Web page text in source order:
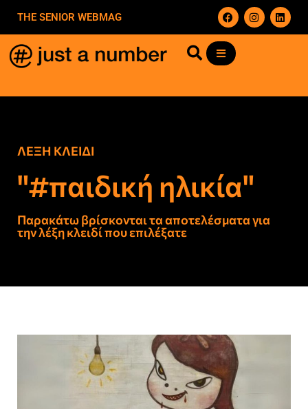
THE SENIOR WEBMAG
ΛΕΞΗ ΚΛΕΙΔΙ
"#παιδική ηλικία"
Παρακάτω βρίσκονται τα αποτελέσματα για
την λέξη κλειδί που επιλέξατε